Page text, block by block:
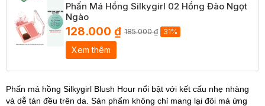
Phấn Má Hồng Silkygirl 02 Hồng Đào Ngọt
Ngào
128.000 ₫ 185.000 ₫ 31%
Xem thêm
Phấn má hồng Silkygirl Blush Hour nổi bật với kết cấu nhẹ nhàng
và dễ tán đều trên da. Sản phẩm không chỉ mang lại đôi má ửng